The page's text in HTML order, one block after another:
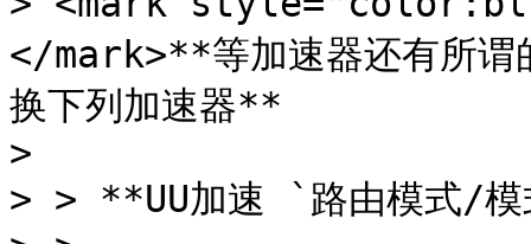
</mark>**等加速器还有所
换下列加速器**
>
> > **UU加速 `路由模式/